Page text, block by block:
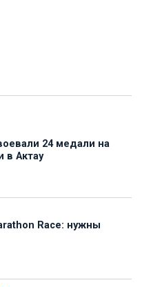
24 медали на
в Актау
Race: нужны